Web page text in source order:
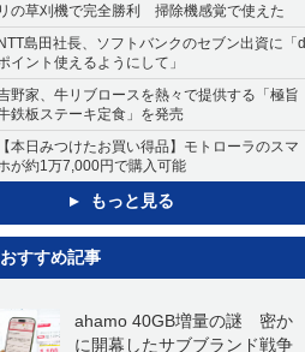
の草刈機で完全勝利 掃除機感覚で使えた
島田社長、ソフトバンクのセブン出資に「d
イント使えるようにして」
野家、牛リブロースを熱々で提供する「極旨
鉄板ステーキ定食」を発売
本日みつけたお買い得品】モトローラのスマ
が約1万7,000円で購入可能
もっと見る
おすすめ記事
ahamo 40GB増量の謎 密か
に開幕したサブブランド戦争